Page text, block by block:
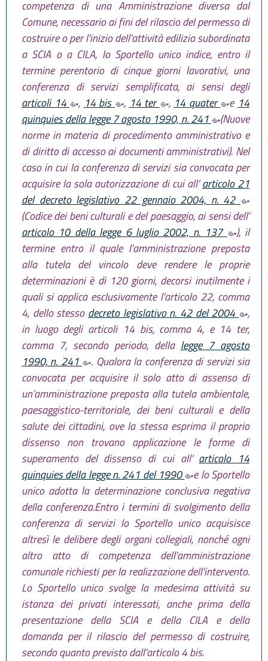
competenza di una Amministrazione diversa dal
Comune, necessario ai fini del rilascio del permesso di
costruire o per l'inizio dell'attività edilizia subordinata
a SCIA o a CILA, lo Sportello unico indice, entro il
termine perentorio di cinque giorni lavorativi, una
conferenza di servizi semplificata, ai sensi degli
articoli 14
, 14 bis , 14 ter , 14 quater e 14
quinquies della legge 7 agosto 1990, n. 241
(Nuove
norme in materia di procedimento amministrativo e
di diritto di accesso ai documenti amministrativi). Nel
caso in cui la conferenza di servizi sia convocata per
acquisire la sola autorizzazione di cui all’articolo 21
del decreto legislativo 22 gennaio 2004, n. 42
(Codice dei beni culturali e del paesaggio, ai sensi dell’
articolo 10 della legge 6 luglio 2002, n. 137
), il
termine entro il quale l’amministrazione preposta
alla tutela del vincolo deve rendere le proprie
determinazioni è di 120 giorni, decorsi inutilmente i
quali si applica esclusivamente l’articolo 22, comma
4, dello stesso decreto legislativo n. 42 del 2004
,
in luogo degli articoli 14 bis, comma 4, e 14 ter,
comma 7, secondo periodo, della legge 7 agosto
1990, n. 241
. Qualora la conferenza di servizi sia
convocata per acquisire il solo atto di assenso di
un’amministrazione preposta alla tutela ambientale,
paesaggistico-territoriale, dei beni culturali e della
salute dei cittadini, ove la stessa esprima il proprio
dissenso non trovano applicazione le forme di
superamento del dissenso di cui all’ articolo 14
quinquies della legge n. 241 del 1990
e lo Sportello
unico adotta la determinazione conclusiva negativa
della conferenza.Entro i termini di svolgimento della
conferenza di servizi lo Sportello unico acquisisce
altresì le delibere degli organi collegiali, nonché ogni
altro atto di competenza dell'amministrazione
comunale richiesti per la realizzazione dell'intervento.
Lo Sportello unico svolge la medesima attività su
istanza dei privati interessati, anche prima della
presentazione della SCIA e della CILA e della
domanda per il rilascio del permesso di costruire,
secondo quanto previsto dall'articolo 4 bis.